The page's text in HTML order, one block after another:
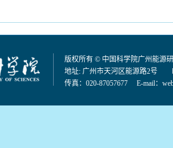
版权所有 © 中国科学院广州能源
地址: 广州市天河区能源路2号
传真：020-87057677 E-mail：